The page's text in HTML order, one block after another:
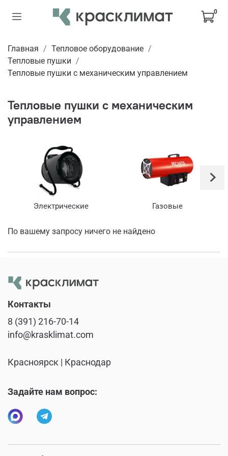
0
Главная
Тепловое оборудование
Тепловые пушки
Тепловые пушки с механическим управлением
Тепловые пушки с механическим
управлением
Электрические Газовые
По вашему запросу ничего не найдено
Контакты
8 (391) 216-70-14
info@krasklimat.com
Красноярск | Краснодар
Задайте нам вопрос: